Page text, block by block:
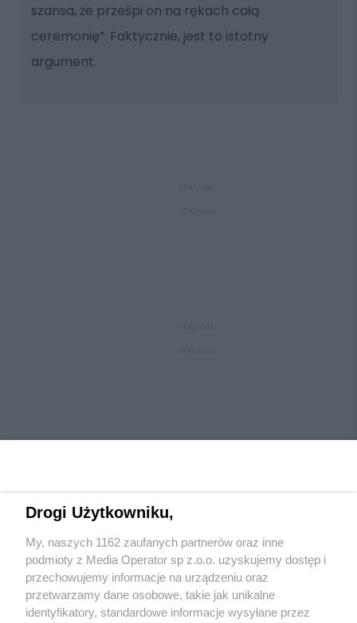
szansa, że prześpi on na rękach całą
ceremonię”. Faktycznie, jest to istotny
argument.
Wydawca mediówlokalnych
Drogi Użytkowniku,
My, naszych 1162 zaufanych partnerów oraz inne
podmioty z Media Operator sp z.o.o. uzyskujemy dostęp i
przechowujemy informacje na urządzeniu oraz
przetwarzamy dane osobowe, takie jak unikalne
identyfikatory, standardowe informacje wysyłane przez